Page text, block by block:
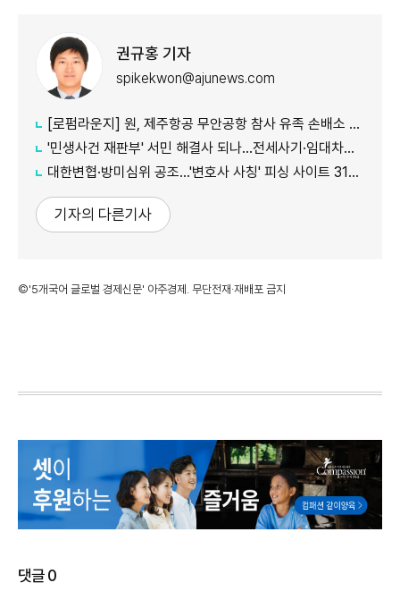
권규홍 기자
spikekwon@ajunews.com
[로펌라운지] 원, 제주항공 무안공항 참사 유족 손배소 대리..."참사 진상 명확히 규명"
'민생사건 재판부' 서민 해결사 되나...전세사기·임대차분쟁 평균 3개월내 해결
대한변협·방미심위 공조…'변호사 사칭' 피싱 사이트 31건 무더기 차단
기자의 다른기사
©'5개국어 글로벌 경제신문' 아주경제. 무단전재·재배포 금지
댓글0